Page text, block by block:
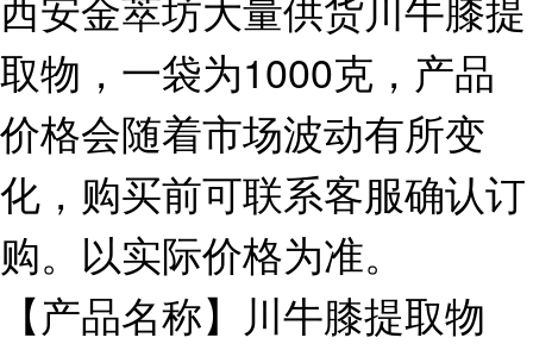
取物，一袋为1000克，产品
价格会随着市场波动有所变
化，购买前可联系客服确认订
购。以实际价格为准。
【产品名称】川牛膝提取物